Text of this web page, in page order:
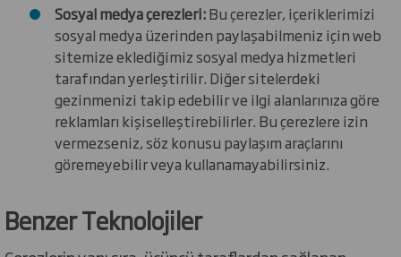
Sosyal medya çerezleri:Bu çerezler, içeriklerimizi
sosyal medya üzerinden paylaşabilmeniz için web
sitemize eklediğimiz sosyal medya hizmetleri
tarafından yerleştirilir. Diğer sitelerdeki
gezinmenizi takip edebilir ve ilgi alanlarınıza göre
reklamları kişiselleştirebilirler. Bu çerezlere izin
vermezseniz, söz konusu paylaşım araçlarını
göremeyebilir veya kullanamayabilirsiniz.
Benzer Teknolojiler